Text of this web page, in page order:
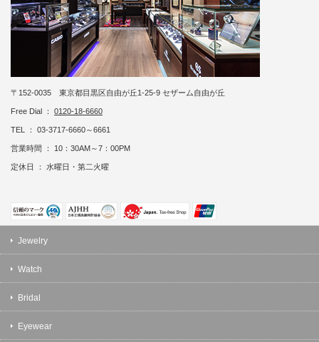
〒152-0035 東京都目黒区自由が丘1-25-9 セザーム自由が丘
Free Dial ： 0120-18-6660
TEL ： 03-3717-6660～6661
営業時間 ： 10：30AM～7：00PM
定休日 ： 水曜日・第二火曜
Jewelry
Watch
Bridal
Eyewear